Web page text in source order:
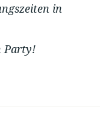
in
Party!